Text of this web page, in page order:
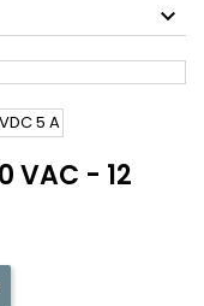
- 12
((createText))
((loginText))